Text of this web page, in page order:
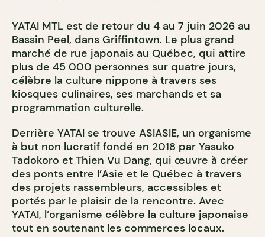
YATAI MTL est de retour du 4 au 7 juin 2026 au
Bassin Peel, dans Griffintown. Le plus grand
marché de rue japonais au Québec, qui attire
plus de 45 000 personnes sur quatre jours,
célèbre la culture nippone à travers ses
kiosques culinaires, ses marchands et sa
programmation culturelle.
Derrière YATAI se trouve ASIASIE, un organisme
à but non lucratif fondé en 2018 par Yasuko
Tadokoro et Thien Vu Dang, qui œuvre à créer
des ponts entre l’Asie et le Québec à travers
des projets rassembleurs, accessibles et
portés par le plaisir de la rencontre. Avec
YATAI, l’organisme célèbre la culture japonaise
tout en soutenant les commerces locaux.